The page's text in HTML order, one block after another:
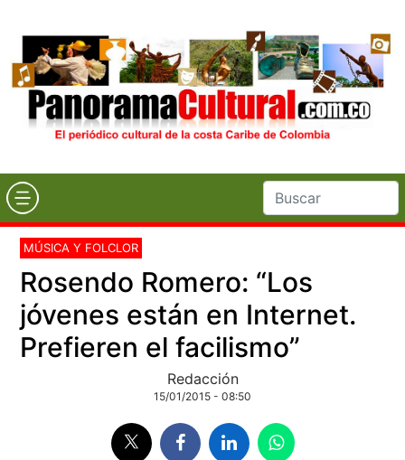
MÚSICA Y FOLCLOR
Rosendo Romero: “Los
jóvenes están en Internet.
Prefieren el facilismo”
Redacción
15/01/2015 - 08:50